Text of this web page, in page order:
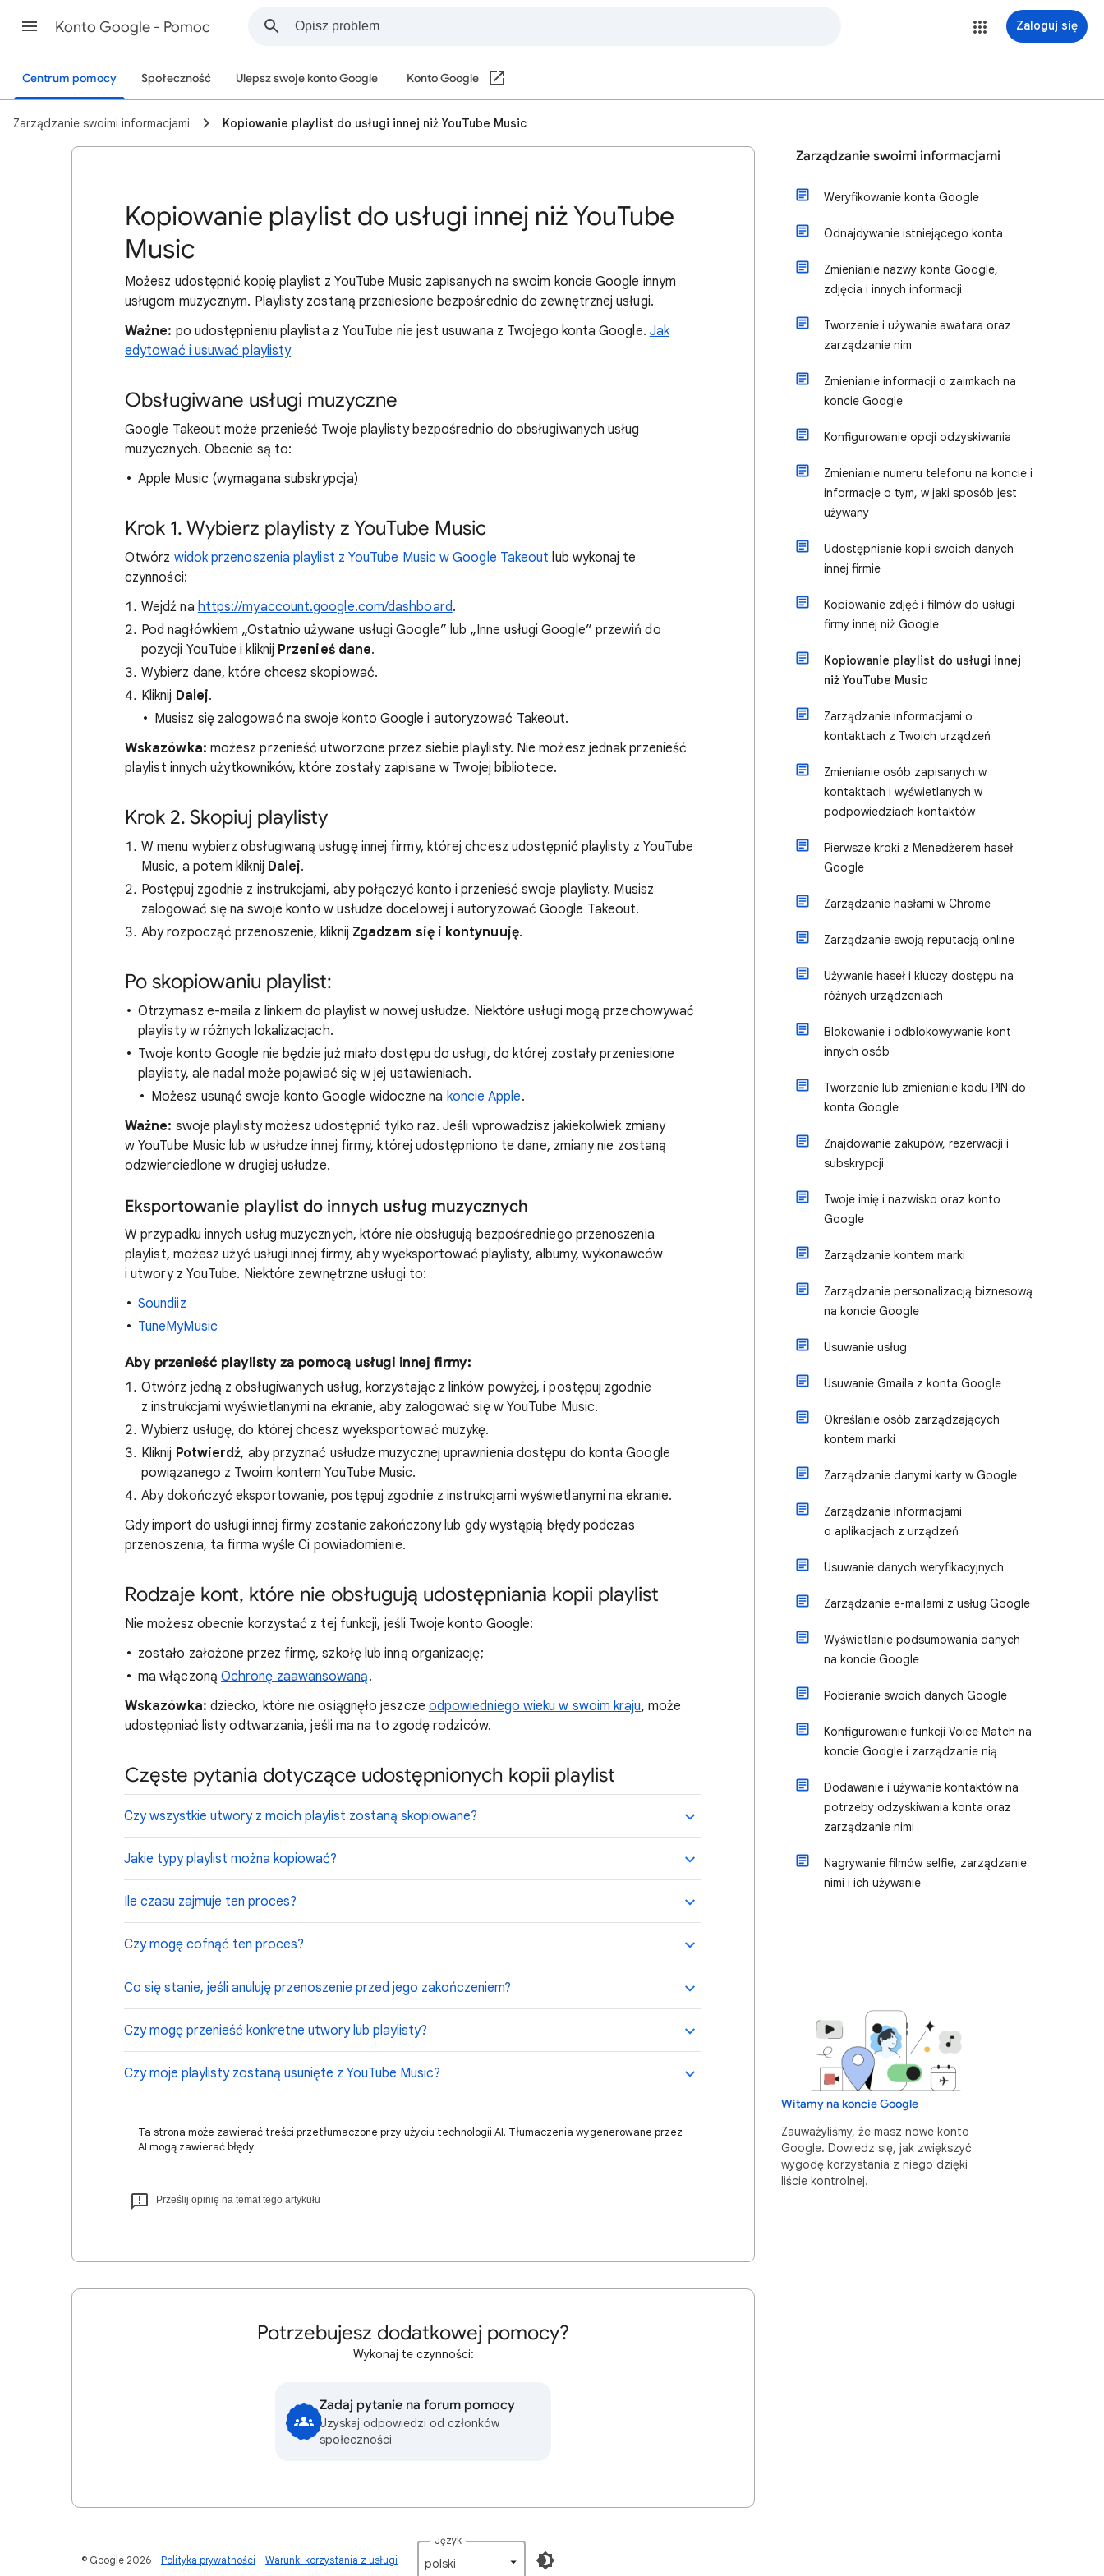
Konto Google - Pomoc Zaloguj się
Centrum pomocy Społeczność Ulepsz swoje konto Google Konto Google
Zarządzanie swoimi informacjami Kopiowanie playlist do usługi innej niż YouTube Music
Kopiowanie playlist do usługi innej niż YouTube
Music
Możesz udostępnić kopię playlist z YouTube Music zapisanych na swoim koncie Google innym
usługom muzycznym. Playlisty zostaną przeniesione bezpośrednio do zewnętrznej usługi.
Ważne: po udostępnieniu playlista z YouTube nie jest usuwana z Twojego konta Google. Jak
edytować i usuwać playlisty
Obsługiwane usługi muzyczne
Google Takeout może przenieść Twoje playlisty bezpośrednio do obsługiwanych usług
muzycznych. Obecnie są to:
Apple Music (wymagana subskrypcja)
Krok 1. Wybierz playlisty z YouTube Music
Otwórz widok przenoszenia playlist z YouTube Music w Google Takeout lub wykonaj te
czynności:
Wejdź na https://myaccount.google.com/dashboard.
Pod nagłówkiem „Ostatnio używane usługi Google” lub „Inne usługi Google” przewiń do
pozycji YouTube i kliknij Przenieś dane.
Wybierz dane, które chcesz skopiować.
Kliknij Dalej.
Musisz się zalogować na swoje konto Google i autoryzować Takeout.
Wskazówka: możesz przenieść utworzone przez siebie playlisty. Nie możesz jednak przenieść
playlist innych użytkowników, które zostały zapisane w Twojej bibliotece.
Krok 2. Skopiuj playlisty
W menu wybierz obsługiwaną usługę innej firmy, której chcesz udostępnić playlisty z YouTube
Music, a potem kliknij Dalej.
Postępuj zgodnie z instrukcjami, aby połączyć konto i przenieść swoje playlisty. Musisz
zalogować się na swoje konto w usłudze docelowej i autoryzować Google Takeout.
Aby rozpocząć przenoszenie, kliknij Zgadzam się i kontynuuję.
Po skopiowaniu playlist:
Otrzymasz e-maila z linkiem do playlist w nowej usłudze. Niektóre usługi mogą przechowywać
playlisty w różnych lokalizacjach.
Twoje konto Google nie będzie już miało dostępu do usługi, do której zostały przeniesione
playlisty, ale nadal może pojawiać się w jej ustawieniach.
Możesz usunąć swoje konto Google widoczne na koncie Apple.
Ważne: swoje playlisty możesz udostępnić tylko raz. Jeśli wprowadzisz jakiekolwiek zmiany
w YouTube Music lub w usłudze innej firmy, której udostępniono te dane, zmiany nie zostaną
odzwierciedlone w drugiej usłudze.
Eksportowanie playlist do innych usług muzycznych
W przypadku innych usług muzycznych, które nie obsługują bezpośredniego przenoszenia
playlist, możesz użyć usługi innej firmy, aby wyeksportować playlisty, albumy, wykonawców
i utwory z YouTube. Niektóre zewnętrzne usługi to:
Soundiiz
TuneMyMusic
Aby przenieść playlisty za pomocą usługi innej firmy:
Otwórz jedną z obsługiwanych usług, korzystając z linków powyżej, i postępuj zgodnie
z instrukcjami wyświetlanymi na ekranie, aby zalogować się w YouTube Music.
Wybierz usługę, do której chcesz wyeksportować muzykę.
Kliknij Potwierdź, aby przyznać usłudze muzycznej uprawnienia dostępu do konta Google
powiązanego z Twoim kontem YouTube Music.
Aby dokończyć eksportowanie, postępuj zgodnie z instrukcjami wyświetlanymi na ekranie.
Gdy import do usługi innej firmy zostanie zakończony lub gdy wystąpią błędy podczas
przenoszenia, ta firma wyśle Ci powiadomienie.
Rodzaje kont, które nie obsługują udostępniania kopii playlist
Nie możesz obecnie korzystać z tej funkcji, jeśli Twoje konto Google:
zostało założone przez firmę, szkołę lub inną organizację;
ma włączoną Ochronę zaawansowaną.
Wskazówka: dziecko, które nie osiągnęło jeszcze odpowiedniego wieku w swoim kraju, może
udostępniać listy odtwarzania, jeśli ma na to zgodę rodziców.
Częste pytania dotyczące udostępnionych kopii playlist
Czy wszystkie utwory z moich playlist zostaną skopiowane?
Jakie typy playlist można kopiować?
Ile czasu zajmuje ten proces?
Czy mogę cofnąć ten proces?
Co się stanie, jeśli anuluję przenoszenie przed jego zakończeniem?
Czy mogę przenieść konkretne utwory lub playlisty?
Czy moje playlisty zostaną usunięte z YouTube Music?
Ta strona może zawierać treści przetłumaczone przy użyciu technologii AI. Tłumaczenia wygenerowane przez
AI mogą zawierać błędy.
Prześlij opinię na temat tego artykułu
Potrzebujesz dodatkowej pomocy?
Wykonaj te czynności:
Zadaj pytanie na forum pomocy
Uzyskaj odpowiedzi od członków
społeczności
Zarządzanie swoimi informacjami
Weryfikowanie konta Google
Odnajdywanie istniejącego konta
Zmienianie nazwy konta Google,
zdjęcia i innych informacji
Tworzenie i używanie awatara oraz
zarządzanie nim
Zmienianie informacji o zaimkach na
koncie Google
Konfigurowanie opcji odzyskiwania
Zmienianie numeru telefonu na koncie i
informacje o tym, w jaki sposób jest
używany
Udostępnianie kopii swoich danych
innej firmie
Kopiowanie zdjęć i filmów do usługi
firmy innej niż Google
Kopiowanie playlist do usługi innej
niż YouTube Music
Zarządzanie informacjami o
kontaktach z Twoich urządzeń
Zmienianie osób zapisanych w
kontaktach i wyświetlanych w
podpowiedziach kontaktów
Pierwsze kroki z Menedżerem haseł
Google
Zarządzanie hasłami w Chrome
Zarządzanie swoją reputacją online
Używanie haseł i kluczy dostępu na
różnych urządzeniach
Blokowanie i odblokowywanie kont
innych osób
Tworzenie lub zmienianie kodu PIN do
konta Google
Znajdowanie zakupów, rezerwacji i
subskrypcji
Twoje imię i nazwisko oraz konto
Google
Zarządzanie kontem marki
Zarządzanie personalizacją biznesową
na koncie Google
Usuwanie usług
Usuwanie Gmaila z konta Google
Określanie osób zarządzających
kontem marki
Zarządzanie danymi karty w Google
Zarządzanie informacjami
o aplikacjach z urządzeń
Usuwanie danych weryfikacyjnych
Zarządzanie e-mailami z usług Google
Wyświetlanie podsumowania danych
na koncie Google
Pobieranie swoich danych Google
Konfigurowanie funkcji Voice Match na
koncie Google i zarządzanie nią
Dodawanie i używanie kontaktów na
potrzeby odzyskiwania konta oraz
zarządzanie nimi
Nagrywanie filmów selfie, zarządzanie
nimi i ich używanie
Witamy na koncie Google
Zauważyliśmy, że masz nowe konto
Google. Dowiedz się, jak zwiększyć
wygodę korzystania z niego dzięki
liście kontrolnej.
© Google 2026 Polityka prywatności Warunki korzystania z usługi
Język
polski‎